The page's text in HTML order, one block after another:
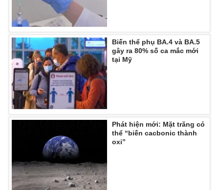
Video
VTV Money VTV Thể thao
VTV Sức khoẻ Bất động sản
Thị trường 24h
Vươn mình bằng AI
Liên hệ tòa soạn English
Biến thể phụ BA.4 và BA.5
gây ra 80% số ca mắc mới
tại Mỹ
Phát hiện mới: Mặt trăng có
thể “biến cacbonic thành
oxi”